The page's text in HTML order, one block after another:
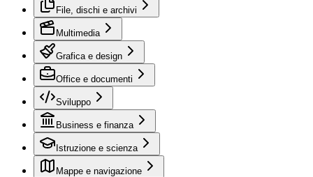
File, dischi e archivi
Multimedia
Grafica e design
Office e documenti
Sviluppo
Business e finanza
Istruzione e scienza
Mappe e navigazione